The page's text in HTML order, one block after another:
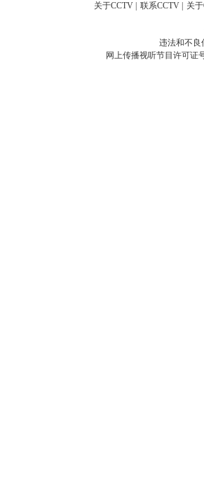
关于CCTV 联系CCTV 关
违法和不良
网上传播视听节目许可证